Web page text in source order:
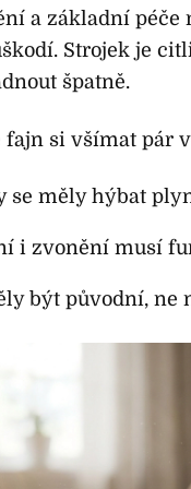
a základní péče
Strojek je
špatně.
fajn si všímat pár
se měly hýbat
i zvonění musí
být původní, ne